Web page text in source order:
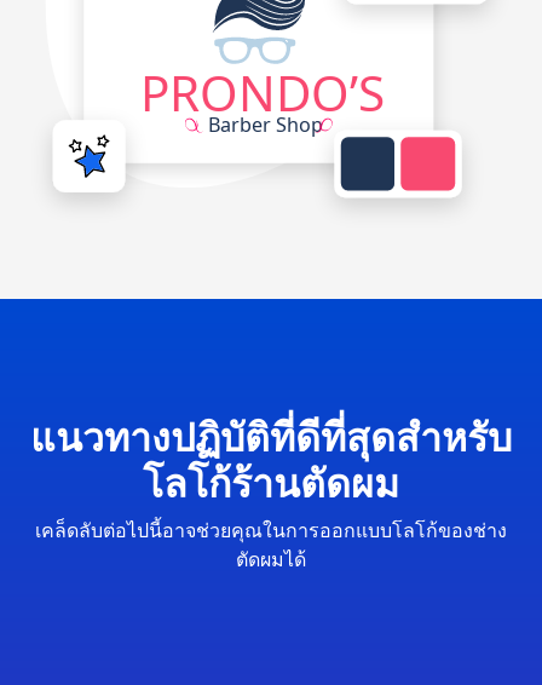
แนวทางปฏิบัติที่ดีที่สุดสำหรับ
โลโก้ร้านตัดผม
เคล็ดลับต่อไปนี้อาจช่วยคุณในการออกแบบโลโก้ของช่าง
ตัดผมได้